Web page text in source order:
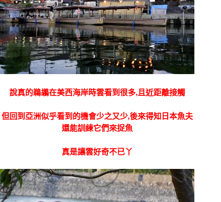
說真的鵜鶘在美西海岸時雲看到很多,且近距離接觸
但回到亞洲似乎看到的機會少之又少,後來得知日本魚夫
還能訓練它們來捉魚
真是讓雲好奇不已丫